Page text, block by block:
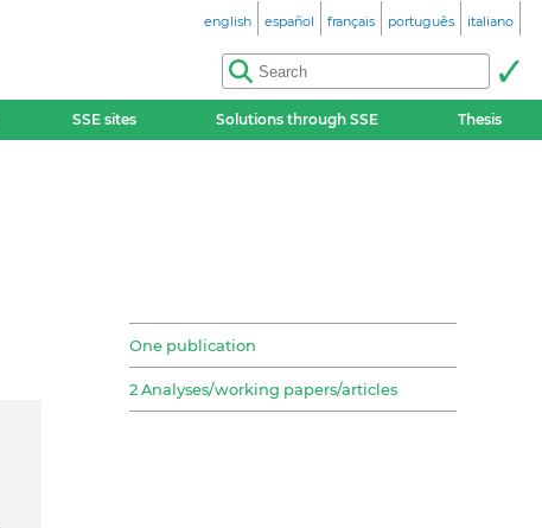
english español français português italiano
SSE sites Solutions through SSE Thesis
One publication
2 Analyses/working papers/articles